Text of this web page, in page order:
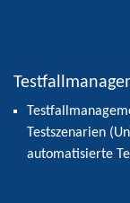
Testszenarien
automatisierte